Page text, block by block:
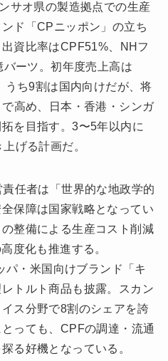
サオ県の製造拠点での生産
ド「CPニッポン」の立ち
資比率はCPF51%、NHフ
ーツ。初年度売上高は
ち9割は国内向けだが、将
高め、日本・香港・シンガ
を目指す。3〜5年以内に
げる計画だ。
任者は「世界的な地政学的
保障は国家戦略となってい
整備による生産コスト削減
度化も推進する。
・米国向けブランド「キ
トルト商品も披露。スカン
ス分野で8割のシェアを誇
っても、CPFの調達・流通
る好機となっている。